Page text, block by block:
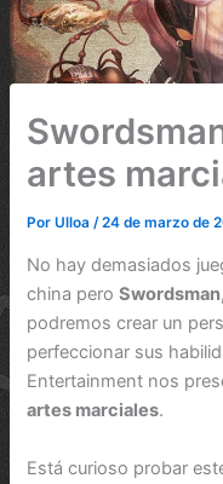
artes
PorUlloa /24 de marzo de
No hay demasiados
china peroSwordsman,
podremos crear un
perfeccionar sus
Entertainment nos
artes marciales.
Está curioso probar